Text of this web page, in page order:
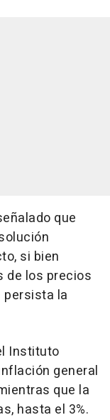
que
si bien
de los precios
persista la
Instituto
general
que la
hasta el 3%.